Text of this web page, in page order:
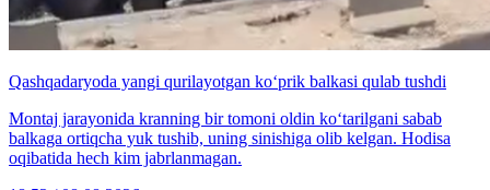
Qashqadaryoda yangi qurilayotgan ko‘prik balkasi qulab tushdi
Montaj jarayonida kranning bir tomoni oldin ko‘tarilgani sabab
balkaga ortiqcha yuk tushib, uning sinishiga olib kelgan. Hodisa
oqibatida hech kim jabrlanmagan.